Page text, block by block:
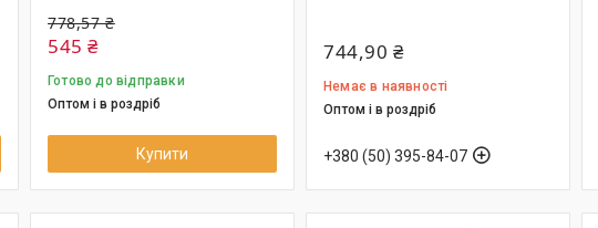
778,57 ₴
545 ₴
Готово до відправки
Оптом і в роздріб
Купити
744,90 ₴
Немає в наявності
Оптом і в роздріб
+380 (50) 395-84-07